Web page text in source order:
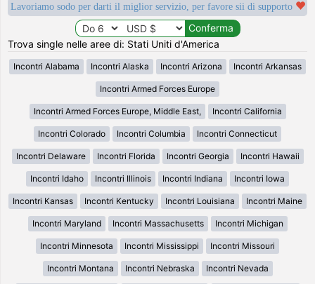
Lavoriamo sodo per darti il miglior servizio, per favore sii di supporto
Trova single nelle aree di: Stati Uniti d'America
Incontri Alabama Incontri Alaska Incontri Arizona Incontri Arkansas
Incontri Armed Forces Europe
Incontri Armed Forces Europe, Middle East, Incontri California
Incontri Colorado Incontri Columbia Incontri Connecticut
Incontri Delaware Incontri Florida Incontri Georgia Incontri Hawaii
Incontri Idaho Incontri Illinois Incontri Indiana Incontri Iowa
Incontri Kansas Incontri Kentucky Incontri Louisiana Incontri Maine
Incontri Maryland Incontri Massachusetts Incontri Michigan
Incontri Minnesota Incontri Mississippi Incontri Missouri
Incontri Montana Incontri Nebraska Incontri Nevada